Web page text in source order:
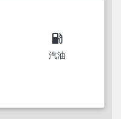
local_gas_station
汽油